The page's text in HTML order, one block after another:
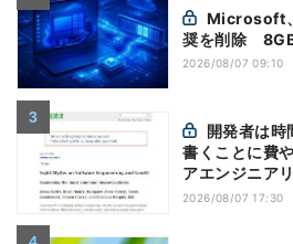
奨を削除
2026/08/07 09:10
書くことに費
アエンジニア
神話への賛否
2026/08/07 17:30